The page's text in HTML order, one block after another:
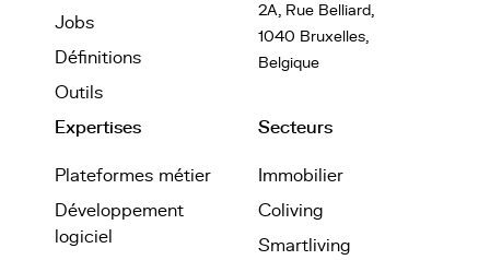
Jobs
Définitions
Outils
2A, Rue Belliard,
1040 Bruxelles,
Belgique
Expertises
Plateformes métier
Développement
logiciel
Secteurs
Immobilier
Coliving
Smartliving